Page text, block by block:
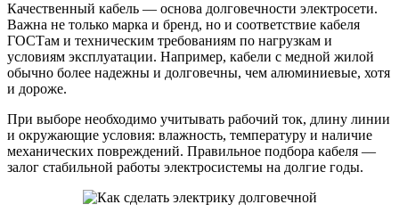
Качественный кабель — основа долговечности электросети.
Важна не только марка и бренд, но и соответствие кабеля
ГОСТам и техническим требованиям по нагрузкам и
условиям эксплуатации. Например, кабели с медной жилой
обычно более надежны и долговечны, чем алюминиевые, хотя
и дороже.
При выборе необходимо учитывать рабочий ток, длину линии
и окружающие условия: влажность, температуру и наличие
механических повреждений. Правильное подбора кабеля —
залог стабильной работы электросистемы на долгие годы.